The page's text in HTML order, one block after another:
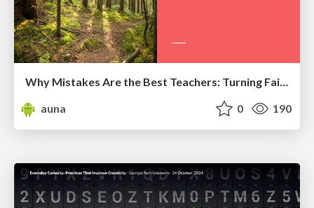
Why Mistakes Are the Best Teachers: Turning Failure into a Pathway for Growth
auna
0 190